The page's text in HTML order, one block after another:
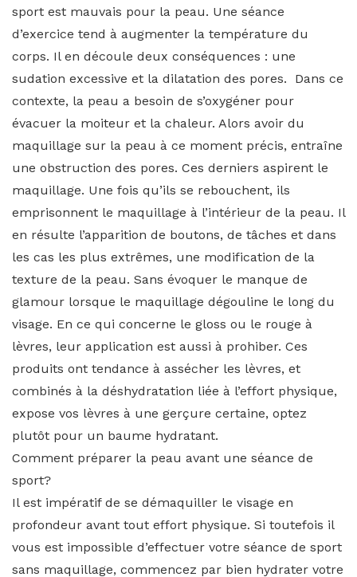
sport est mauvais pour la peau. Une séance
d’exercice tend à augmenter la température du
corps. Il en découle deux conséquences : une
sudation excessive et la dilatation des pores. Dans ce
contexte, la peau a besoin de s’oxygéner pour
évacuer la moiteur et la chaleur. Alors avoir du
maquillage sur la peau à ce moment précis, entraîne
une obstruction des pores. Ces derniers aspirent le
maquillage. Une fois qu’ils se rebouchent, ils
emprisonnent le maquillage à l’intérieur de la peau. Il
en résulte l’apparition de boutons, de tâches et dans
les cas les plus extrêmes, une modification de la
texture de la peau. Sans évoquer le manque de
glamour lorsque le maquillage dégouline le long du
visage. En ce qui concerne le gloss ou le rouge à
lèvres, leur application est aussi à prohiber. Ces
produits ont tendance à assécher les lèvres, et
combinés à la déshydratation liée à l’effort physique,
expose vos lèvres à une gerçure certaine, optez
plutôt pour un baume hydratant.
Comment préparer la peau avant une séance de
sport?
Il est impératif de se démaquiller le visage en
profondeur avant tout effort physique. Si toutefois il
vous est impossible d’effectuer votre séance de sport
sans maquillage, commencez par bien hydrater votre